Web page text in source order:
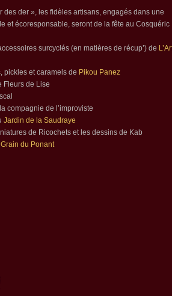
des der », les fidèles artisans, engagés dans une
et écoresponsable, seront de la fête au Cosquéric
surcyclés (en matières de récup’) de
pickles et caramels de Pikou Panez
Fleurs de Lise
compagnie de l’improviste
Jardin de la Saudraye
de Ricochets et les dessins de Kab
Grain du Ponant